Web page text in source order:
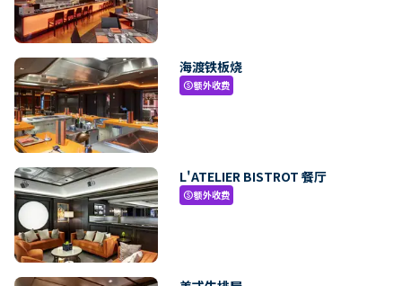
海渡铁板烧
paid额外收费
L'ATELIER BISTROT 餐厅
paid额外收费